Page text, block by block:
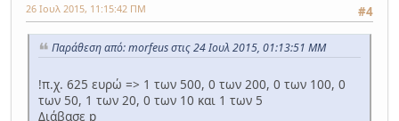
#4
26 Ιουλ 2015, 11:15:42 ΠΜ
Παράθεση από: morfeus στις 24 Ιουλ 2015, 01:13:51 ΜΜ
!π.χ. 625 ευρώ => 1 των 500, 0 των 200, 0 των 100, 0
των 50, 1 των 20, 0 των 10 και 1 των 5
Διάβασε p